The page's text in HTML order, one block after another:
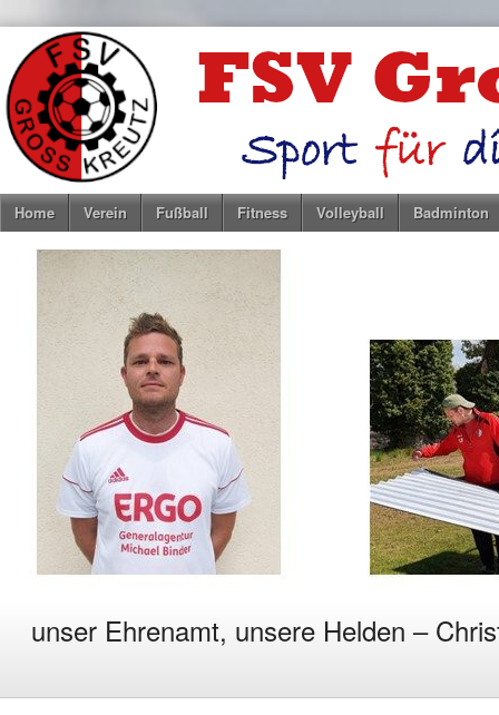
Home Verein Fußball Fitness Volleyball Badminton
unser Ehrenamt, unsere Helden –